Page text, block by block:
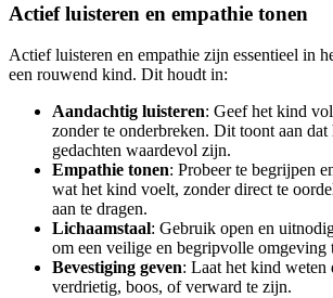
Actief luisteren en empathie tonen
Actief luisteren en empathie zijn essentieel in
een rouwend kind. Dit houdt in:
Aandachtig luisteren: Geef het kind
zonder te onderbreken. Dit toont aan dat
gedachten waardevol zijn.
Empathie tonen: Probeer te begrijpen
wat het kind voelt, zonder direct te
aan te dragen.
Lichaamstaal: Gebruik open en
om een veilige en begripvolle omgeving
Bevestiging geven: Laat het kind weten
verdrietig, boos, of verward te zijn.